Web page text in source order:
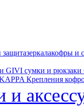
защитазеркалакофры и
GIVI cумки и рюкзаки
Крепления
и